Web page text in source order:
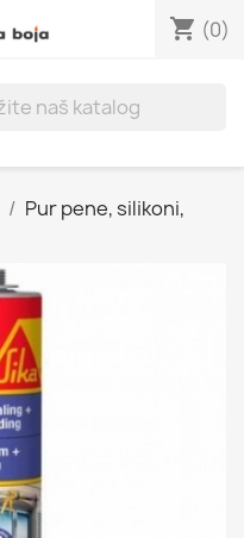
shopping_cart (0)
Pur pene, silikoni,